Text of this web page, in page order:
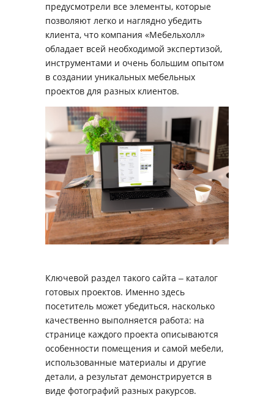
предусмотрели все элементы, которые
позволяют легко и наглядно убедить
клиента, что компания «Мебельхолл»
обладает всей необходимой экспертизой,
инструментами и очень большим опытом
в создании уникальных мебельных
проектов для разных клиентов.
Ключевой раздел такого сайта ‒ каталог
готовых проектов. Именно здесь
посетитель может убедиться, насколько
качественно выполняется работа: на
странице каждого проекта описываются
особенности помещения и самой мебели,
использованные материалы и другие
детали, а результат демонстрируется в
виде фотографий разных ракурсов.